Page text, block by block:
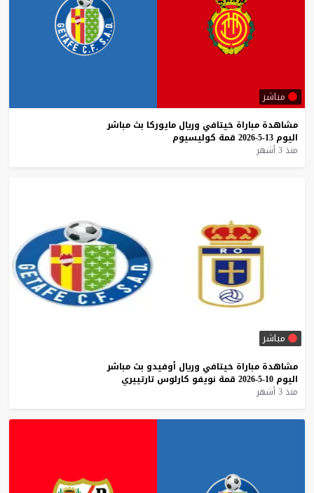
مباشر
مشاهدة مباراة خيتافي وريال مايوركا بث مباشر
اليوم 13-5-2026 قمة كوليسيوم
منذ 3 أشهر
مباشر
مشاهدة مباراة خيتافي وريال أوفيدو بث مباشر
اليوم 10-5-2026 قمة نويفو كارلوس تارتييري
منذ 3 أشهر